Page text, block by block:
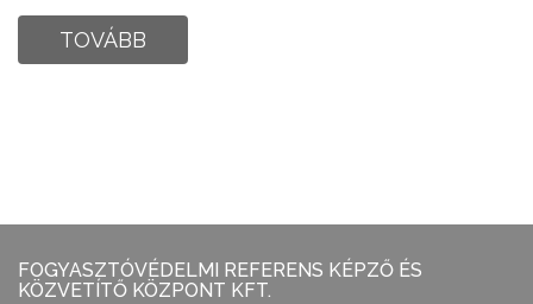
TOVÁBB
FOGYASZTÓVÉDELMI REFERENS KÉPZŐ ÉS
KÖZVETÍTŐ KÖZPONT KFT.